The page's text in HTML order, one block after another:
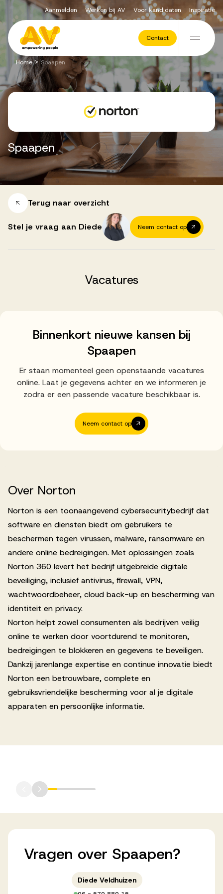
Ga naar de inhoud
Aanmelden Werken bij AV Voor kandidaten Inspiratie
Contact
Voor opdrachtgevers
Werving & Selectie
Executive Search
Recruitment Services
Vacatures
Successen
Vervulde vacatures
Over AV
Aanmelden
Werken bij AV
Voor kandidaten
Inspiratie
Home>Spaapen
Spaapen
Terug naar overzicht
Stel je vraag aan Diede Neem contact op
Vacatures
Binnenkort nieuwe kansen bij
Spaapen
Er staan momenteel geen openstaande vacatures
online. Laat je gegevens achter en we informeren je
zodra er een passende vacature beschikbaar is.
Neem contact op
Over Norton
Norton is een toonaangevend cybersecuritybedrijf dat
software en diensten biedt om gebruikers te
beschermen tegen virussen, malware, ransomware en
andere online bedreigingen. Met oplossingen zoals
Norton 360 levert het bedrijf uitgebreide digitale
beveiliging, inclusief antivirus, firewall, VPN,
wachtwoordbeheer, cloud back-up en bescherming van
identiteit en privacy.
Norton helpt zowel consumenten als bedrijven veilig
online te werken door voortdurend te monitoren,
bedreigingen te blokkeren en gegevens te beveiligen.
Dankzij jarenlange expertise en continue innovatie biedt
Norton een betrouwbare, complete en
gebruiksvriendelijke bescherming voor al je digitale
apparaten en persoonlijke informatie.
Vragen over Spaapen?
Diede Veldhuizen